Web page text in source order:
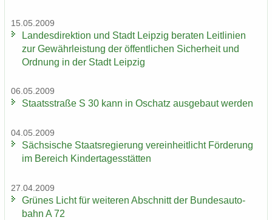
15.05.2009
Lan­des­di­rek­ti­on und Stadt Leip­zig be­ra­ten Leit­li­ni­en
zur Ge­währ­leis­tung der öf­fent­li­chen Si­cher­heit und
Ord­nung in der Stadt Leip­zig
06.05.2009
Staats­stra­ße S 30 kann in Oschatz aus­ge­baut wer­den
04.05.2009
Säch­si­sche Staats­re­gie­rung ver­ein­heit­licht För­de­rung
im Be­reich Kin­der­ta­ges­stät­ten
27.04.2009
Grü­nes Licht für wei­te­ren Ab­schnitt der Bun­des­au­to­
bahn A 72